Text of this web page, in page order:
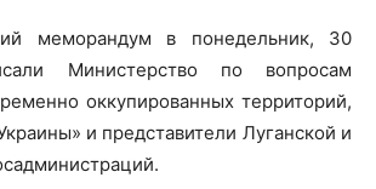
меморандум в понедельник, 30
Министерство по вопросам
оккупированных территорий,
и представители Луганской и